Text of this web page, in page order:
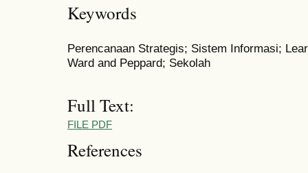
Keywords
Perencanaan Strategis; Sistem Informasi;
Ward and Peppard; Sekolah
Full Text:
FILE PDF
References